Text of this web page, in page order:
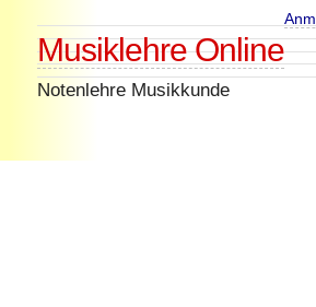
content
Musiklehre Online
Notenlehre Musikkunde